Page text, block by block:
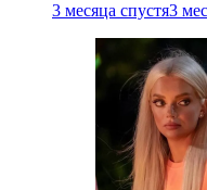
3 месяца спустя3